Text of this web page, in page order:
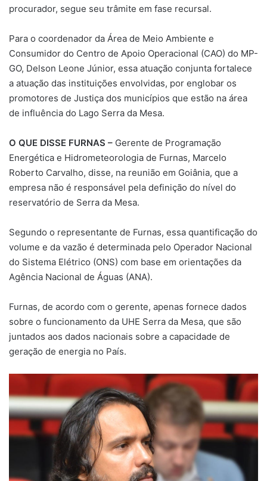
procurador, segue seu trâmite em fase recursal.
Para o coordenador da Área de Meio Ambiente e
Consumidor do Centro de Apoio Operacional (CAO) do MP-
GO, Delson Leone Júnior, essa atuação conjunta fortalece
a atuação das instituições envolvidas, por englobar os
promotores de Justiça dos municípios que estão na área
de influência do Lago Serra da Mesa.
O QUE DISSE FURNAS – Gerente de Programação
Energética e Hidrometeorologia de Furnas, Marcelo
Roberto Carvalho, disse, na reunião em Goiânia, que a
empresa não é responsável pela definição do nível do
reservatório de Serra da Mesa.
Segundo o representante de Furnas, essa quantificação do
volume e da vazão é determinada pelo Operador Nacional
do Sistema Elétrico (ONS) com base em orientações da
Agência Nacional de Águas (ANA).
Furnas, de acordo com o gerente, apenas fornece dados
sobre o funcionamento da UHE Serra da Mesa, que são
juntados aos dados nacionais sobre a capacidade de
geração de energia no País.